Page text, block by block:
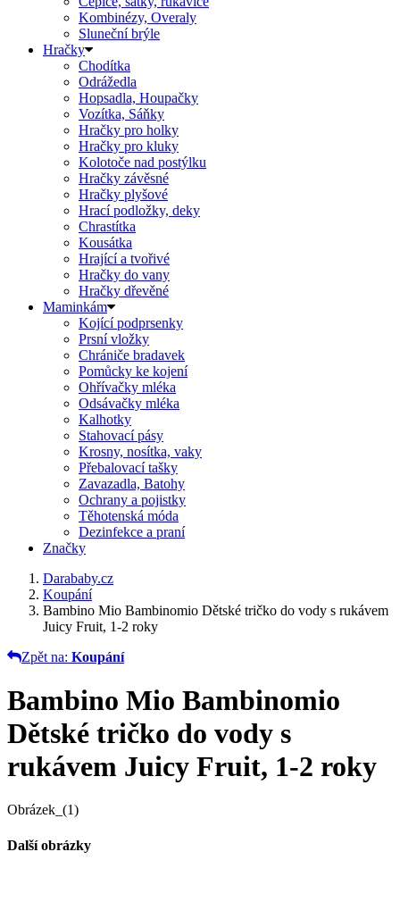
Kombinézy, Overaly
Sluneční brýle
Hračky
Chodítka
Odrážedla
Hopsadla, Houpačky
Vozítka, Sáňky
Hračky pro holky
Hračky pro kluky
Kolotoče nad postýlku
Hračky závěsné
Hračky plyšové
Hrací podložky, deky
Chrastítka
Kousátka
Hrající a tvořivé
Hračky do vany
Hračky dřevěné
Maminkám
Kojící podprsenky
Prsní vložky
Chrániče bradavek
Pomůcky ke kojení
Ohřívačky mléka
Odsávačky mléka
Kalhotky
Stahovací pásy
Krosny, nosítka, vaky
Přebalovací tašky
Zavazadla, Batohy
Ochrany a pojistky
Těhotenská móda
Dezinfekce a praní
Značky
Darababy.cz
Koupání
Bambino Mio Bambinomio Dětské tričko do vody s rukávem
Juicy Fruit, 1-2 roky
Zpět na: Koupání
Bambino Mio Bambinomio
Dětské tričko do vody s
rukávem Juicy Fruit, 1-2 roky
Obrázek_(1)
Další obrázky